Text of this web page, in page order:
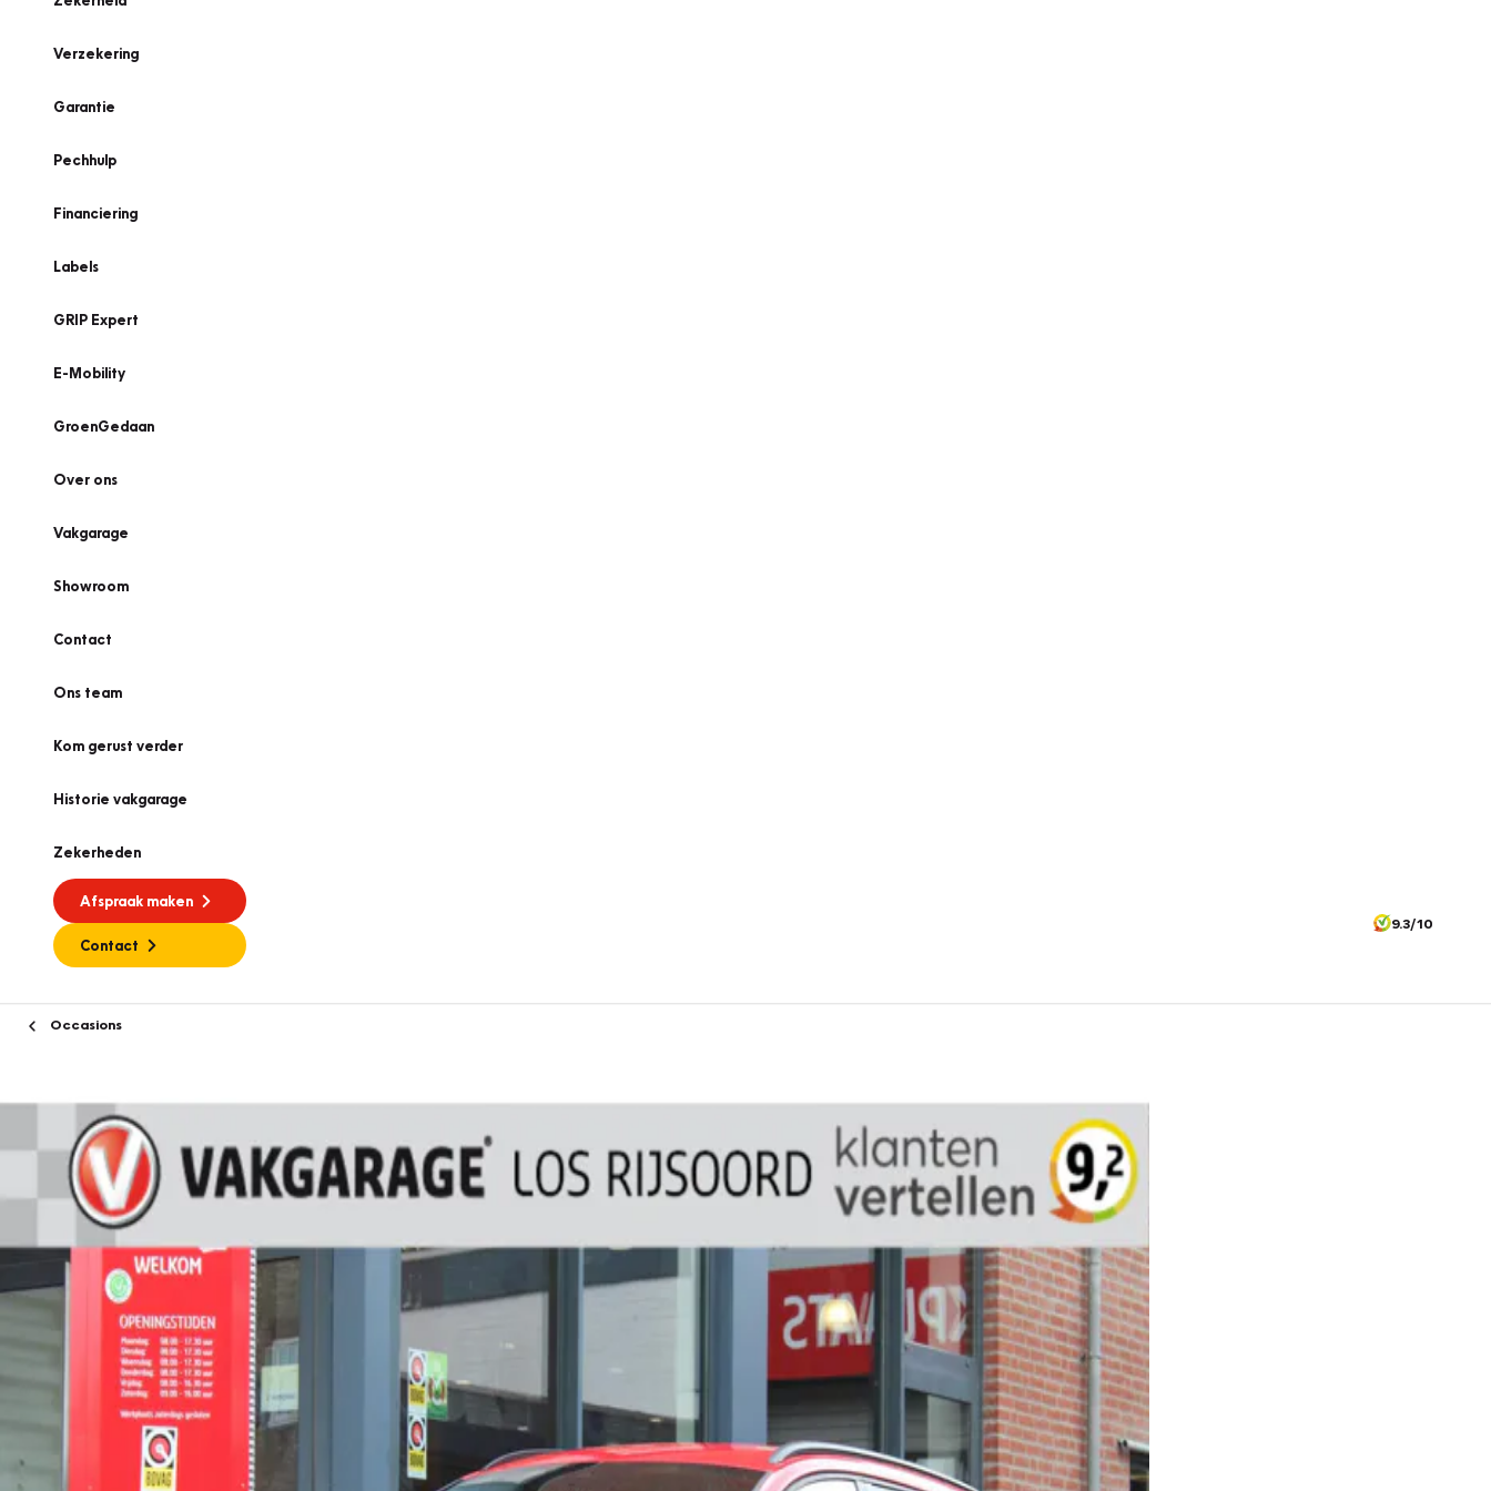
Verzekering
Garantie
Pechhulp
Financiering
Labels
GRIP Expert
E-Mobility
GroenGedaan
Over ons
Vakgarage
Showroom
Contact
Ons team
Kom gerust verder
Historie vakgarage
Zekerheden
Afspraak maken
Contact
9.3/10
Occasions